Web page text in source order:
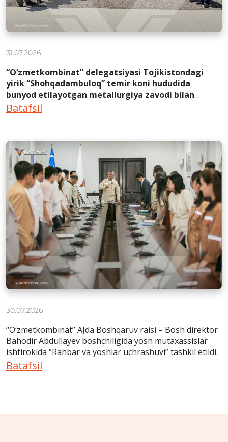
31.07.2026
“O‘zmetkombinat” delegatsiyasi Tojikistondagi
yirik “Shohqadambuloq” temir koni hududida
bunyod etilayotgan metallurgiya zavodi bilan
tanishib, hamkorlik bo‘yicha muhim kelishuvga
erishdi.
Batafsil
30.07.2026
“O‘zmetkombinat” AJda Boshqaruv raisi – Bosh direktor
Bahodir Abdullayev boshchiligida yosh mutaxassislar
ishtirokida “Rahbar va yoshlar uchrashuvi” tashkil etildi.
Batafsil